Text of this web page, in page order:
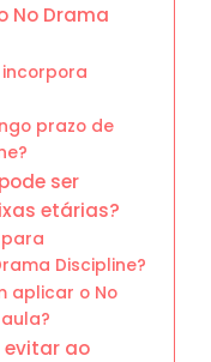
No Drama
incorpora
prazo de
ser
etárias?
Discipline?
aplicar o No
evitar ao